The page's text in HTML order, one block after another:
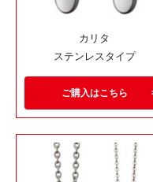
カリタ
ステンレスタイプ
ご購入はこちら